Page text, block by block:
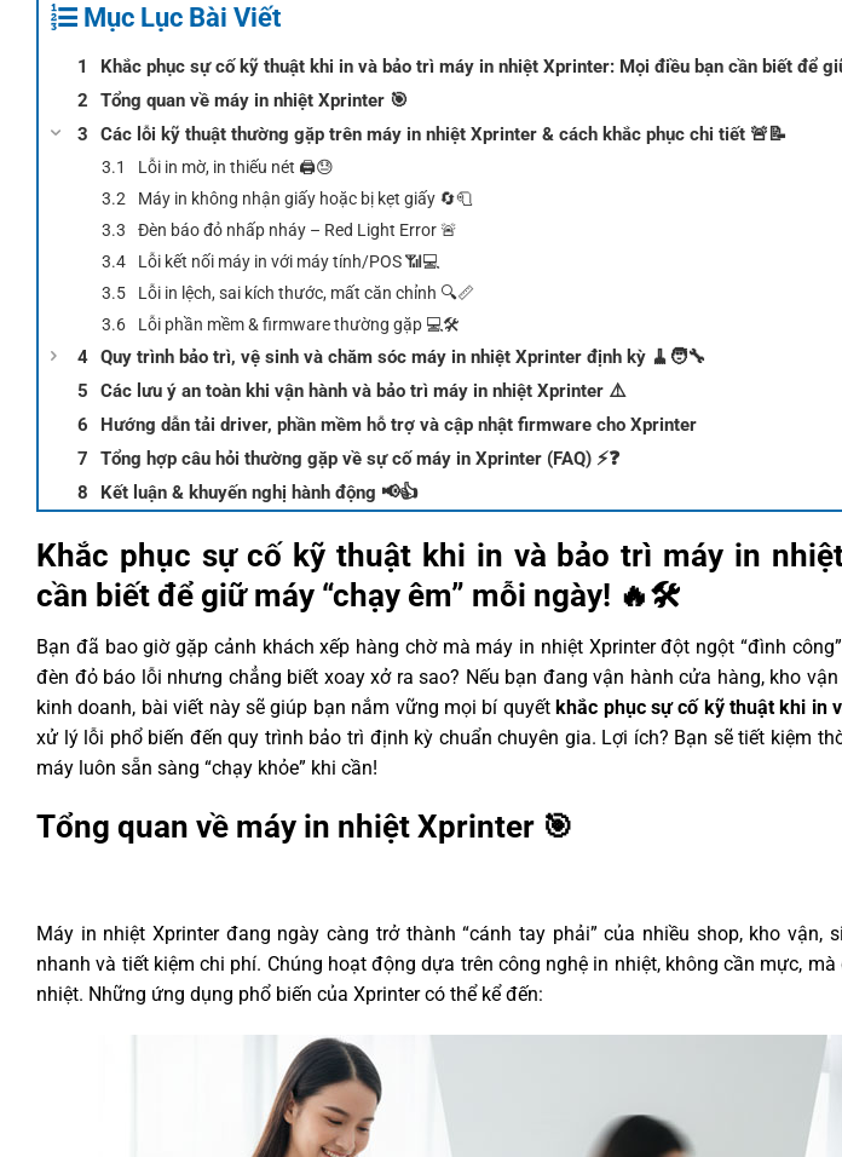
Mục Lục Bài Viết
Khắc phục sự cố kỹ thuật khi in và bảo trì máy in nhiệt Xprinter: Mọi điều bạn cần biết để
Tổng quan về máy in nhiệt Xprinter 🎯
Các lỗi kỹ thuật thường gặp trên máy in nhiệt Xprinter & cách khắc phục chi tiết 🚨📝
Lỗi in mờ, in thiếu nét 🖨️😓
Máy in không nhận giấy hoặc bị kẹt giấy 🔄🧻
Đèn báo đỏ nhấp nháy – Red Light Error 🚨
Lỗi kết nối máy in với máy tính/POS 📶💻
Lỗi in lệch, sai kích thước, mất căn chỉnh 🔍📏
Lỗi phần mềm & firmware thường gặp 💻🛠️
Quy trình bảo trì, vệ sinh và chăm sóc máy in nhiệt Xprinter định kỳ 🧹🧑‍🔧
Các lưu ý an toàn khi vận hành và bảo trì máy in nhiệt Xprinter ⚠️
Hướng dẫn tải driver, phần mềm hỗ trợ và cập nhật firmware cho Xprinter
Tổng hợp câu hỏi thường gặp về sự cố máy in Xprinter (FAQ) ⚡❓
Kết luận & khuyến nghị hành động 📢👍
Khắc phục sự cố kỹ thuật khi in và bảo trì máy in
cần biết để giữ máy “chạy êm” mỗi ngày! 🔥🛠️
Bạn đã bao giờ gặp cảnh khách xếp hàng chờ mà máy in nhiệt Xprinter đột ngột “đình
đèn đỏ báo lỗi nhưng chẳng biết xoay xở ra sao? Nếu bạn đang vận hành cửa hàng, kho
kinh doanh, bài viết này sẽ giúp bạn nắm vững mọi bí quyếtkhắc phục sự cố kỹ thuật khi in
xử lý lỗi phổ biến đến quy trình bảo trì định kỳ chuẩn chuyên gia. Lợi ích? Bạn sẽ tiết kiệm
máy luôn sẵn sàng “chạy khỏe” khi cần!
Tổng quan về máy in nhiệt Xprinter 🎯
Máy in nhiệt Xprinter đang ngày càng trở thành “cánh tay phải” của nhiều shop, kho vận,
nhanh và tiết kiệm chi phí. Chúng hoạt động dựa trên công nghệ in nhiệt, không cần mực,
nhiệt. Những ứng dụng phổ biến của Xprinter có thể kể đến: